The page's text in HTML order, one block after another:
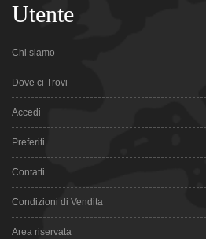
Utente
Chi siamo
Dove ci Trovi
Accedi
Preferiti
Contatti
Condizioni di Vendita
Area riservata